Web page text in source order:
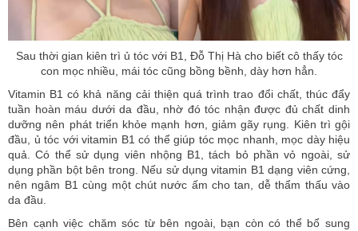
Sau thời gian kiên trì ủ tóc với B1, Đỗ Thị Hà cho biết cô thấy tóc
con mọc nhiều, mái tóc cũng bồng bềnh, dày hơn hẳn.
Vitamin B1 có khả năng cải thiện quá trình trao đổi chất, thúc đẩy
tuần hoàn máu dưới da đầu, nhờ đó tóc nhận được đủ chất dinh
dưỡng nên phát triển khỏe mạnh hơn, giảm gãy rụng. Kiên trì gội
đầu, ủ tóc với vitamin B1 có thể giúp tóc mọc nhanh, mọc dày hiệu
quả. Có thể sử dụng viên nhộng B1, tách bỏ phần vỏ ngoài, sử
dụng phần bột bên trong. Nếu sử dụng vitamin B1 dạng viên cứng,
nên ngâm B1 cùng một chút nước ấm cho tan, dễ thẩm thấu vào
da đầu.
Bên cạnh việc chăm sóc từ bên ngoài, bạn còn có thể bổ sung